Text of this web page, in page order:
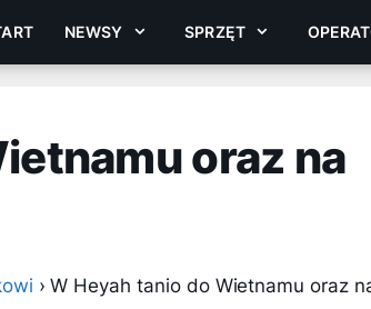
NEWSY SPRZĘT
oraz na
› W Heyah tanio do Wietnamu oraz